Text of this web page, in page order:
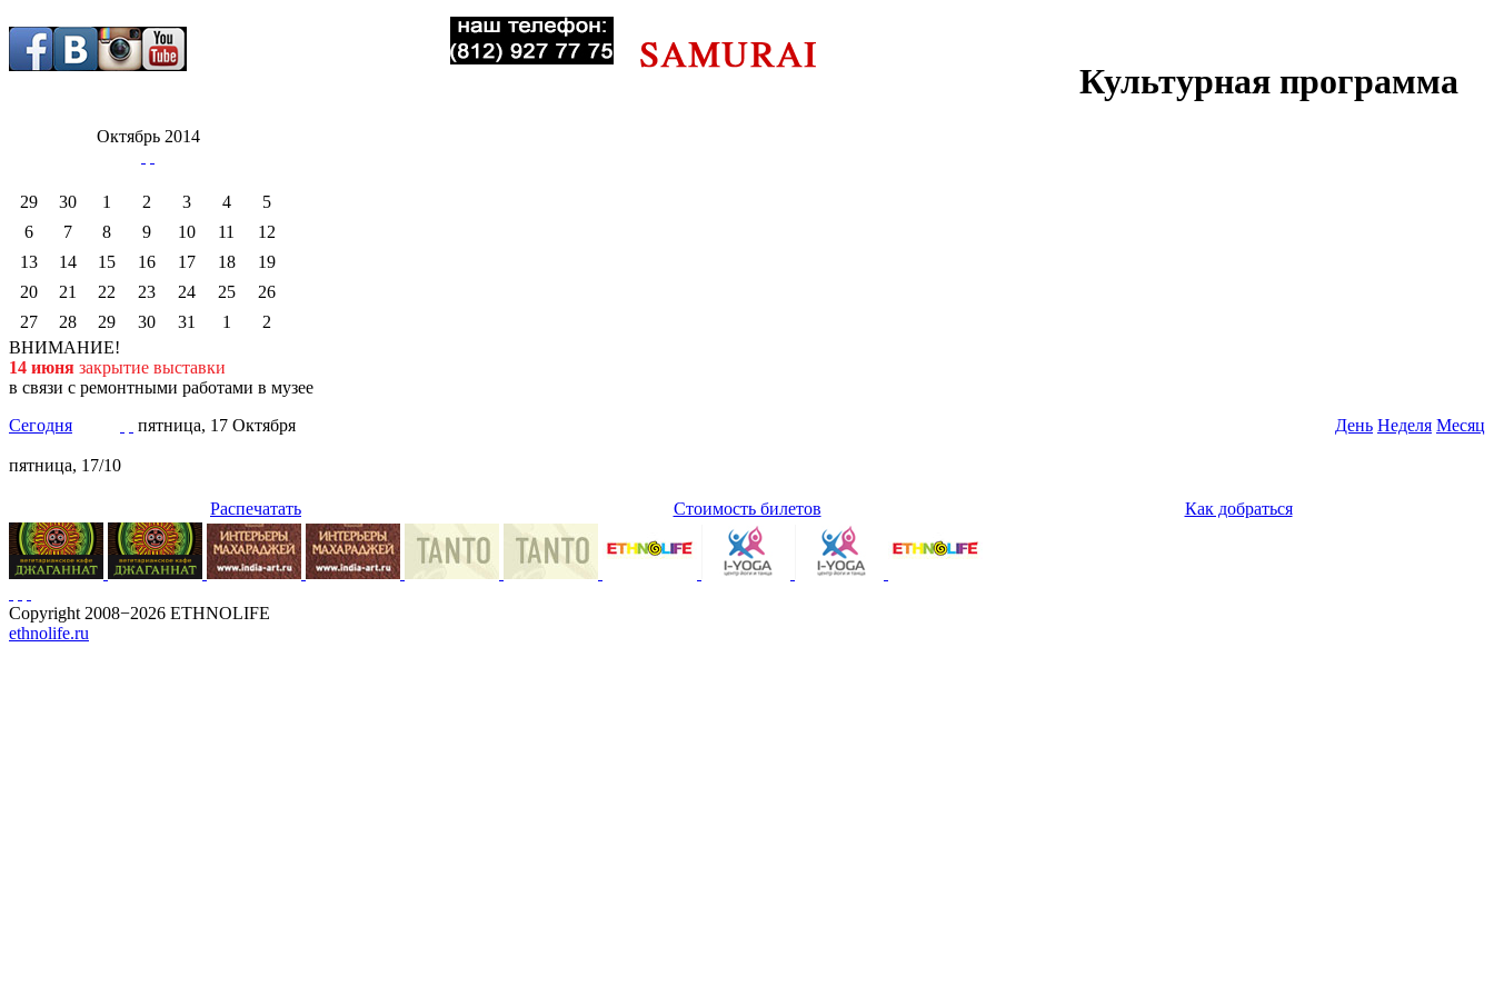
Культурная программа
Октябрь 2014
29 30 1 2 3 4
5
6
7 8 9 10 11
12
13
14 15 16 17 18
19
20
21 22 23 24 25
26
27
28 29 30 31 1
2
ВНИМАНИЕ!
14 июня закрытие выставки
в связи с ремонтными работами в музее
Сегодня
пятница, 17 Октября День Неделя Месяц
пятница, 17/10
Распечатать Стоимость билетов Как добраться
Copyright 2008−2026 ETHNOLIFE
ethnolife.ru